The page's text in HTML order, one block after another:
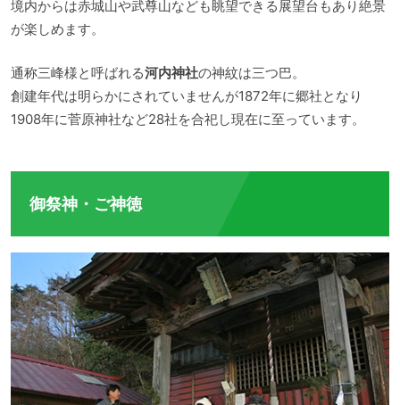
境内からは赤城山や武尊山なども眺望できる展望台もあり絶景
が楽しめます。
通称三峰様と呼ばれる河内神社の神紋は三つ巴。
創建年代は明らかにされていませんが1872年に郷社となり
1908年に菅原神社など28社を合祀し現在に至っています。
御祭神・ご神徳